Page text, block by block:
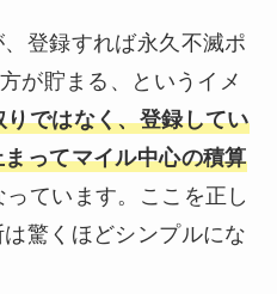
登録すれば永久不滅ポ
が貯まる、というイメ
りではなく、登録してい
ってマイル中心の積算
ています。ここを正し
驚くほどシンプルにな